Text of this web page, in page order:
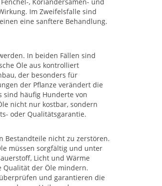
Im Zweifelsfalle sind
eine sanftere Behandlung.
In beiden Fällen sind
Öle aus kontrolliert
der besonders für
der Pflanze verändert die
sind häufig Hunderte von
nicht nur kostbar, sondern
oder Qualitätsgarantie.
Bestandteile nicht zu zerstören.
müssen sorgfältig und unter
Licht und Wärme
Qualität der Öle mindern.
und garantieren die